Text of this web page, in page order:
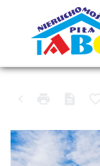
SZAMOCIN
DOM NA SPRZEDAŻ